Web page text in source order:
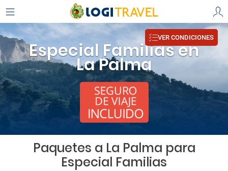
Especial Familias en
La Palma
VER CONDICIONES
Paquetes a La Palma para
Especial Familias